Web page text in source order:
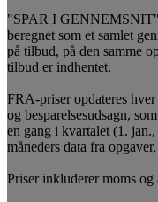
"SPAR I
beregnet som et samlet
på tilbud, på den samme
tilbud er indhentet.
FRA-priser opdateres
og besparelsesudsagn,
en gang i kvartalet (1.
måneders data fra
Priser inkluderer moms